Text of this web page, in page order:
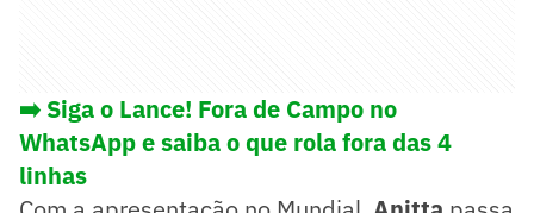
➡️ Siga o Lance! Fora de Campo no
WhatsApp e saiba o que rola fora das 4
linhas